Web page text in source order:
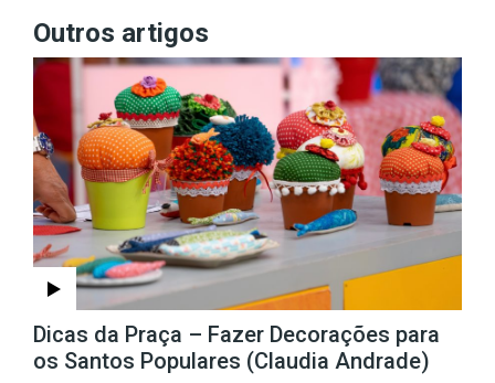
Outros artigos
Dicas da Praça – Fazer Decorações para
os Santos Populares (Claudia Andrade)